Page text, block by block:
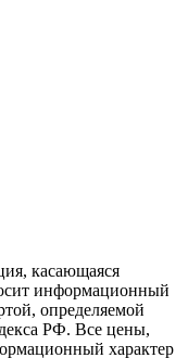
касающаяся
информационный
определяемой
РФ. Все цены,
характер